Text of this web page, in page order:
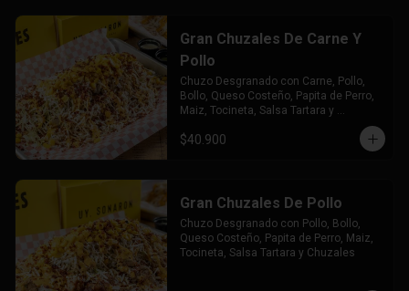
Gran Chuzales De Carne Y
Pollo
Chuzo Desgranado con Carne, Pollo,
Bollo, Queso Costeño, Papita de Perro,
Maiz, Tocineta, Salsa Tartara y
$40.900
Gran Chuzales De Pollo
Chuzo Desgranado con Pollo, Bollo,
Queso Costeño, Papita de Perro, Maiz,
Tocineta, Salsa Tartara y Chuzales